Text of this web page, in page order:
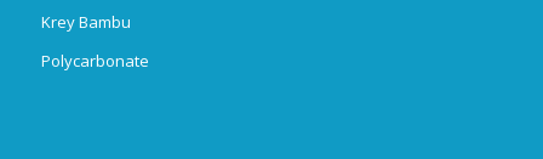
Krey Bambu
Polycarbonate